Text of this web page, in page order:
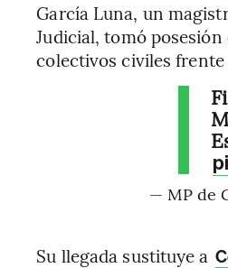
García Luna, un
Judicial, tomó
colectivos civiles frente
— MP de
Su llegada sustituye a